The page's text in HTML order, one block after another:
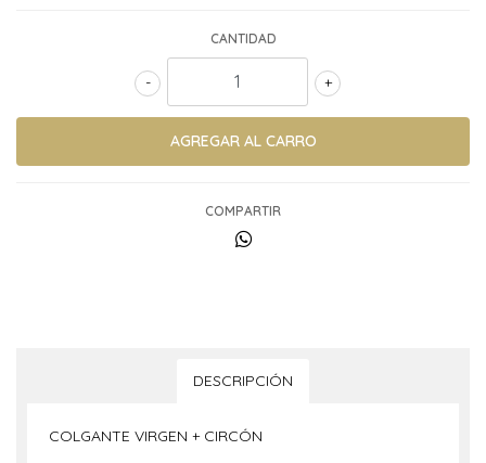
CANTIDAD
+
-
COMPARTIR
DESCRIPCIÓN
COLGANTE VIRGEN + CIRCÓN